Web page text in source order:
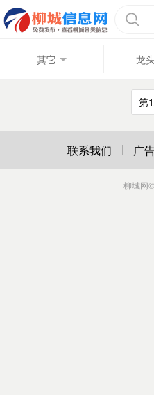
其它 龙
第
联系我们 广
柳城网